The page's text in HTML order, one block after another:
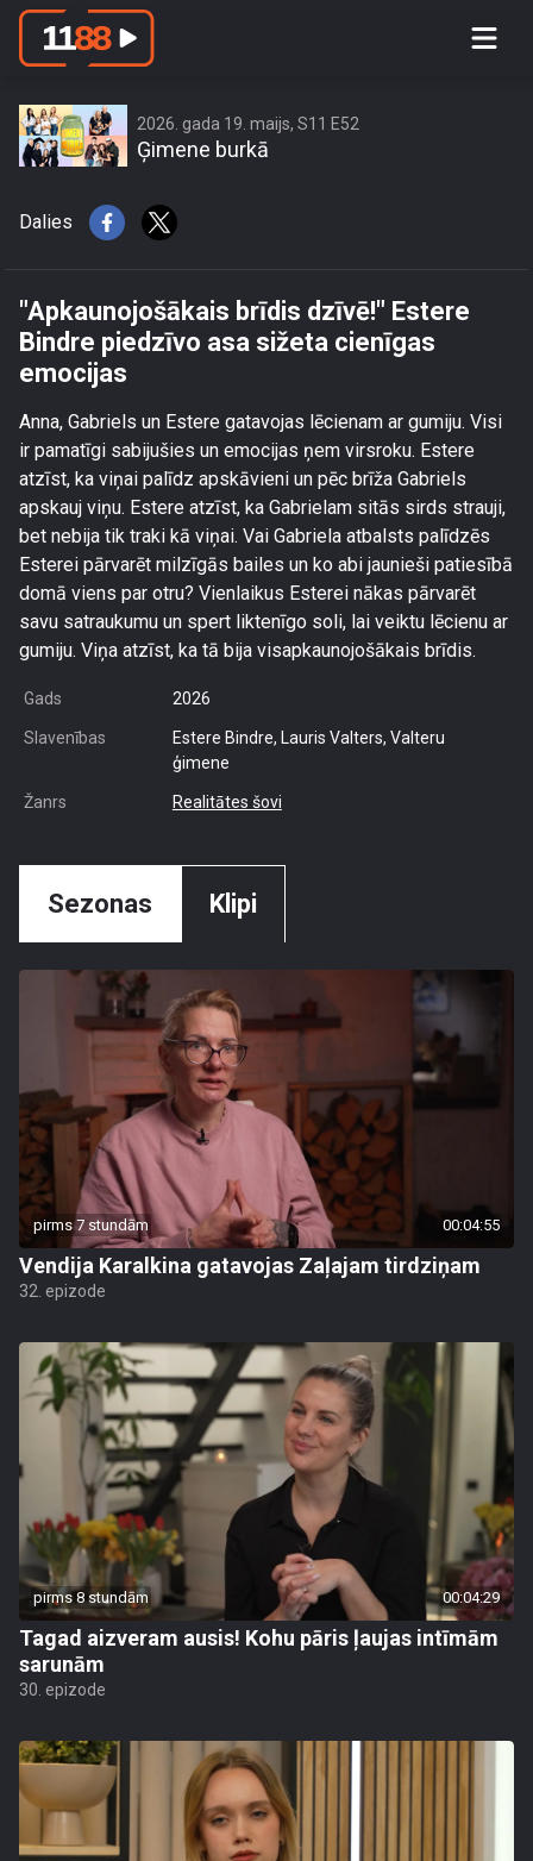
\"Apkaunojošākais brīdis dzīvē!\"
2026. gada 19. maijs, S11 E52
Ģimene burkā
Dalies
"Apkaunojošākais brīdis dzīvē!" Estere
Bindre piedzīvo asa sižeta cienīgas
emocijas
Anna, Gabriels un Estere gatavojas lēcienam ar gumiju. Visi
ir pamatīgi sabijušies un emocijas ņem virsroku. Estere
atzīst, ka viņai palīdz apskāvieni un pēc brīža Gabriels
apskauj viņu. Estere atzīst, ka Gabrielam sitās sirds strauji,
bet nebija tik traki kā viņai. Vai Gabriela atbalsts palīdzēs
Esterei pārvarēt milzīgās bailes un ko abi jaunieši patiesībā
domā viens par otru? Vienlaikus Esterei nākas pārvarēt
savu satraukumu un spert liktenīgo soli, lai veiktu lēcienu ar
gumiju. Viņa atzīst, ka tā bija visapkaunojošākais brīdis.
Gads 2026
Slavenības
Estere Bindre, Lauris Valters, Valteru
ģimene
Žanrs Realitātes šovi
Sezonas Klipi
pirms 7 stundām 00:04:55
Vendija Karalkina gatavojas Zaļajam tirdziņam
32. epizode
pirms 8 stundām 00:04:29
Tagad aizveram ausis! Kohu pāris ļaujas intīmām
sarunām
30. epizode